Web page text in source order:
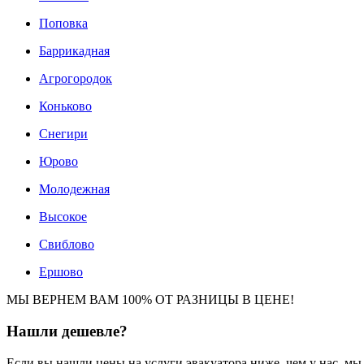
Поповка
Баррикадная
Агрогородок
Коньково
Снегири
Юрово
Молодежная
Высокое
Свиблово
Ершово
МЫ ВЕРНЕМ ВАМ 100% ОТ РАЗНИЦЫ В ЦЕНЕ!
Нашли дешевле?